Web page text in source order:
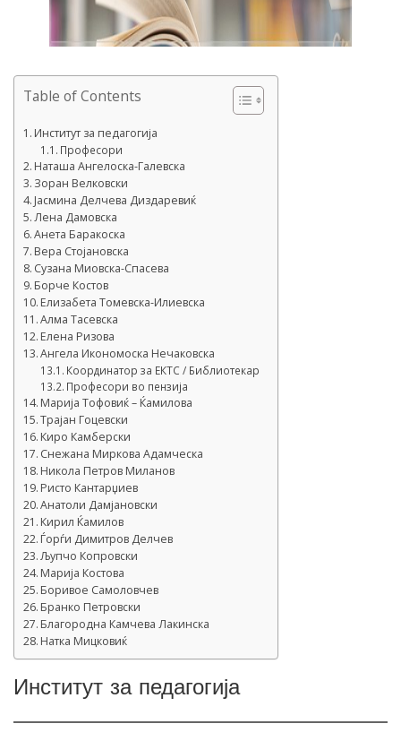
Table of Contents
Институт за педагогија
Професори
Наташа Ангелоска-Галевска
Зоран Велковски
Јасмина Делчева Диздаревиќ
Лена Дамовска
Анета Баракоска
Вера Стојановска
Сузана Миовска-Спасева
Борче Костов
Елизабета Томевска-Илиевска
Алма Тасевска
Елена Ризова
Ангела Икономоска Нечаковска
Координатор за ЕКТС / Библиотекар
Професори во пензија
Марија Тофовиќ – Ќамилова
Трајан Гоцевски
Киро Камберски
Снежана Миркова Адамческа
Никола Петров Миланов
Ристо Кантарџиев
Анатоли Дамјановски
Кирил Ќамилов
Ѓорѓи Димитров Делчев
Љупчо Копровски
Марија Костова
Боривое Самоловчев
Бранко Петровски
Благородна Камчева Лакинска
Натка Мицковиќ
Институт за педагогија